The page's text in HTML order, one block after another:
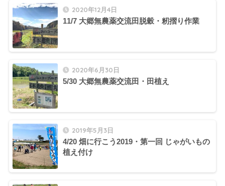
2020年12月4日
11/7 大郷無農薬交流田脱穀・籾摺り作業
2020年6月30日
5/30 大郷無農薬交流田・田植え
2019年5月3日
4/20 畑に行こう2019・第一回 じゃがいもの
植え付け